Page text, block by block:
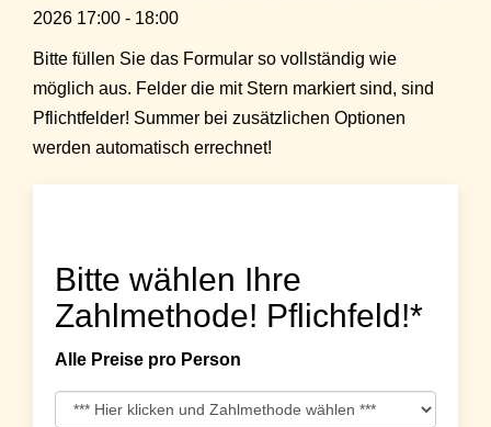
2026 17:00 - 18:00
Bitte füllen Sie das Formular so vollständig wie
möglich aus. Felder die mit Stern markiert sind, sind
Pflichtfelder! Summer bei zusätzlichen Optionen
werden automatisch errechnet!
Bitte wählen Ihre
Zahlmethode! Pflichfeld!*
Alle Preise pro Person